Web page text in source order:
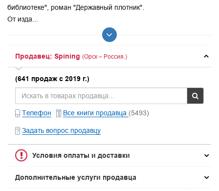
библиотеке", роман "Державный плотник".
От изда...
Продавец: Spining (Орск – Россия.)
(641 продаж с 2019 г.)
Телефон Все книги продавца (5493)
Задать вопрос продавцу
Условия оплаты и доставки
Дополнительные услуги продавца